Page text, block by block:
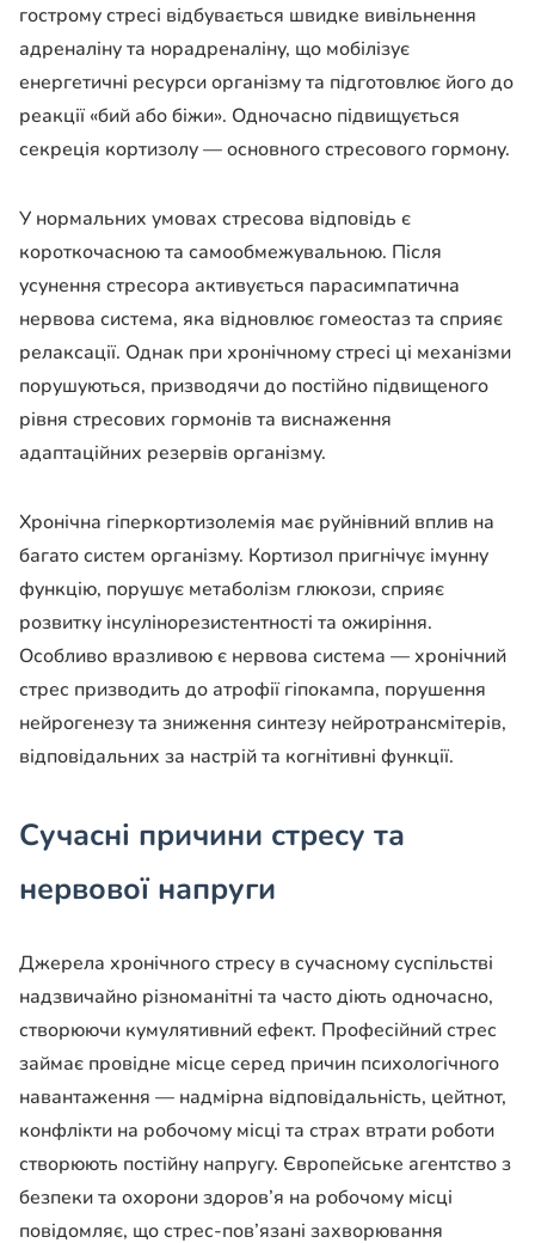
гострому стресі відбувається швидке вивільнення
адреналіну та норадреналіну, що мобілізує
енергетичні ресурси організму та підготовлює його до
реакції «бий або біжи». Одночасно підвищується
секреція кортизолу — основного стресового гормону.
У нормальних умовах стресова відповідь є
короткочасною та самообмежувальною. Після
усунення стресора активується парасимпатична
нервова система, яка відновлює гомеостаз та сприяє
релаксації. Однак при хронічному стресі ці механізми
порушуються, призводячи до постійно підвищеного
рівня стресових гормонів та виснаження
адаптаційних резервів організму.
Хронічна гіперкортизолемія має руйнівний вплив на
багато систем організму. Кортизол пригнічує імунну
функцію, порушує метаболізм глюкози, сприяє
розвитку інсулінорезистентності та ожиріння.
Особливо вразливою є нервова система — хронічний
стрес призводить до атрофії гіпокампа, порушення
нейрогенезу та зниження синтезу нейротрансмітерів,
відповідальних за настрій та когнітивні функції.
Сучасні причини стресу та
нервової напруги
Джерела хронічного стресу в сучасному суспільстві
надзвичайно різноманітні та часто діють одночасно,
створюючи кумулятивний ефект. Професійний стрес
займає провідне місце серед причин психологічного
навантаження — надмірна відповідальність, цейтнот,
конфлікти на робочому місці та страх втрати роботи
створюють постійну напругу. Європейське агентство з
безпеки та охорони здоров’я на робочому місці
повідомляє, що стрес-пов’язані захворювання